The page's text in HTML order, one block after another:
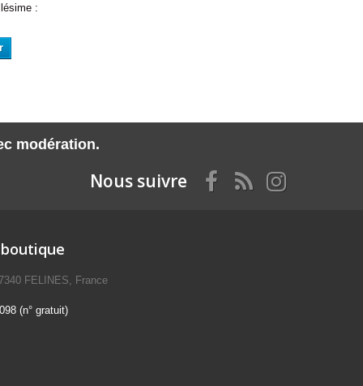
:
modération.
Nous suivre
FELINES, France
(n° gratuit)